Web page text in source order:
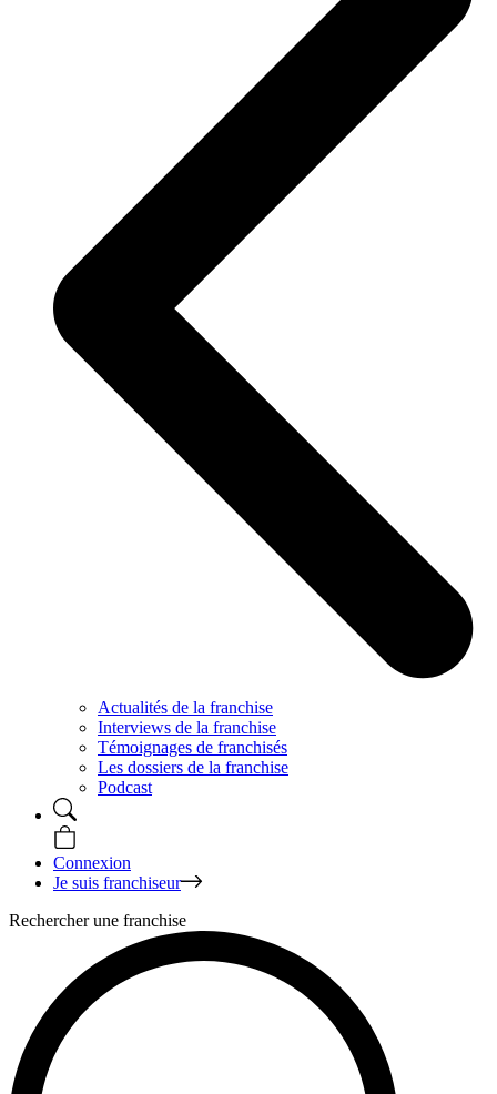
Actualités de la franchise
Interviews de la franchise
Témoignages de franchisés
Les dossiers de la franchise
Podcast
Connexion
Je suis franchiseur
Rechercher une franchise